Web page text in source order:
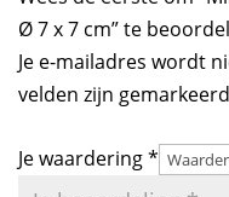
Ø 7 x 7 cm” te
Je e-mailadres wordt
velden zijn
Je waardering*